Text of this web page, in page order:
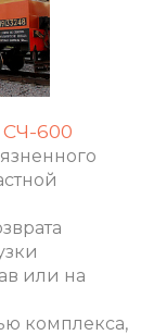
600
или на
комплекса,